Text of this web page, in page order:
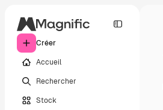
Créer
Accueil
Rechercher
Stock